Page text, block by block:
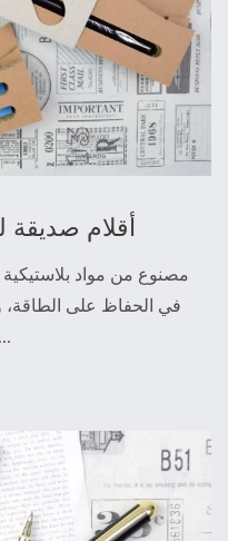
أقلام صديقة
مصنوع من مواد
في الحفاظ على الطاقة،
البصمة...